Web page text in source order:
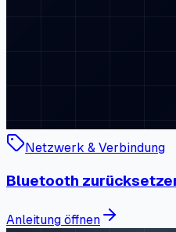
Netzwerk & Verbindung
Bluetooth
Anleitung öffnen